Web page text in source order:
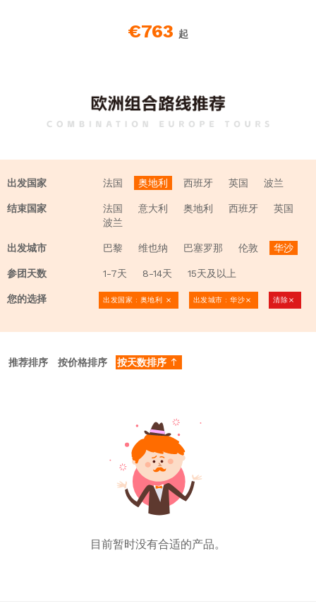
€763 起
出发国家 法国 奥地利 西班牙 英国 波兰
结束国家 法国 意大利 奥地利 西班牙
英国
波兰
出发城市 巴黎 维也纳 巴塞罗那 伦敦 华沙
参团天数 1-7天 8-14天 15天及以上
您的选择 出发国家 : 奥地利 clear 出发城市 : 华沙 clear 清除 clear
推荐排序 按价格排序 按天数排序 north
目前暂时没有合适的产品。